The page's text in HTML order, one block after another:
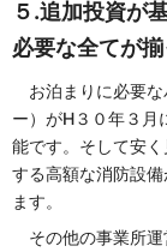
５.追加投資が
必要な全てが揃
お泊まりに必要な
ー）がH３０年３月
能です。そして安
する高額な消防設
ます。
その他の事業所運